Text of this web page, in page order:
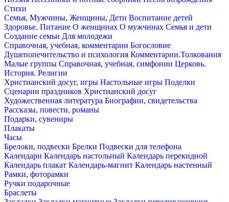
Стихи
Семья, Мужчины, Женщины, Дети Воспитание детей
Здоровье. Питание О женщинах О мужчинах Семья и дети
Создание семьи Для молодежи
Справочная, учебная, комментарии Богословие
Душепопечительство и психология Комментарии.Толкования
Малые группы Справочная, учебная, симфонии Церковь.
История. Религии
Христианский досуг, игры Настольные игры Поделки
Сценарии праздников Христианский досуг
Художественная литература Биографии, свидетельства
Рассказы, повести, романы
Подарки, сувениры
Плакаты
Часы
Брелоки, подвески Брелки Подвески для телефона
Календари Календарь настольный Календарь перекидной
Календарь плакат Календарь-магнит Календарь настенный
Рамки, фоторамки
Ручки подарочные
Браслеты